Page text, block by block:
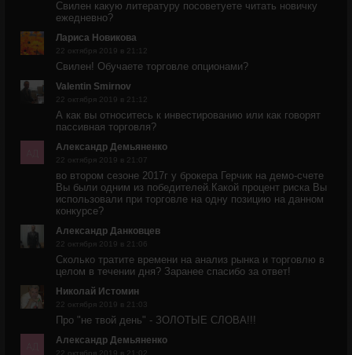
Свилен какую литературу посоветуете читать новичку
ежедневно?
Лариса Новикова
22 октября 2019 в 21:12
Свилен! Обучаете торговле опционами?
Valentin Smirnov
22 октября 2019 в 21:12
А как вы относитесь к инвестированию или как говорят
пассивная торговля?
Александр Демьяненко
22 октября 2019 в 21:07
во втором сезоне 2017г у брокера Герчик на демо-счете
Вы были одним из победителей.Какой процент риска Вы
использовали при торговле на одну позицию на данном
конкурсе?
Александр Данковцев
22 октября 2019 в 21:06
Сколько тратите времени на анализ рынка и торговлю в
целом в течении дня? Заранее спасибо за ответ!
Николай Истомин
22 октября 2019 в 21:03
Про "не твой день" - ЗОЛОТЫЕ СЛОВА!!!
Александр Демьяненко
22 октября 2019 в 21:02